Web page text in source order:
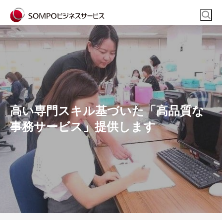
高い専門スキル基づいた「高品質な
事務サービス」提供します